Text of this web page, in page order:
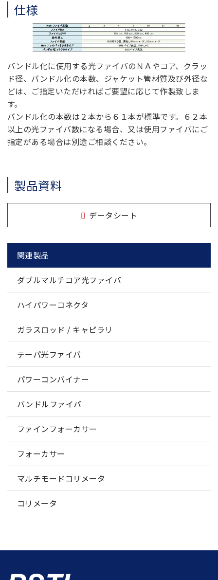
仕様
バンドル化に使用する光ファイバのＮＡやコア、クラッ
ド径、バンドル化の本数、ジャケット管材質及び外径な
どは、ご指定いただければご要望に応じて作製致しま
す。
バンドル化の本数は２本から６１本が標準です。６２本
以上の光ファイバ数になる場合、又は使用ファイバにご
指定がある場合は別途ご相談ください。
製品資料
データシート
関連製品
ダブルマルチコア光ファイバ
ハイパワーコネクタ
ガラスロッド / キャピラリ
テーパ光ファイバ
パワーコンバイナー
バンドルファイバ
ファインフォーカサー
フォーカサー
マルチモードコリメータ
コリメータ